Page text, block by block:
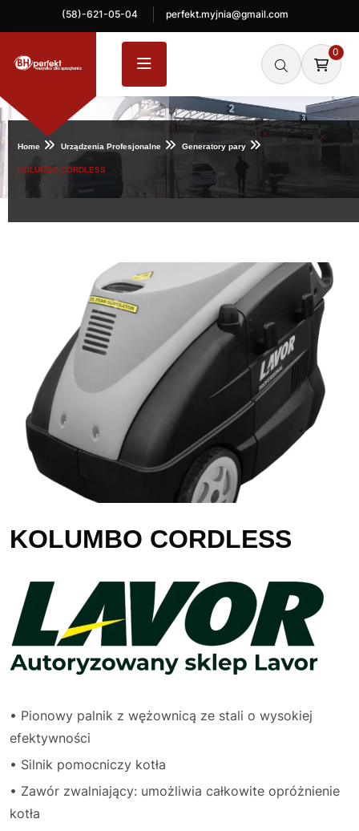
(58)-621-05-04 perfekt.myjnia@gmail.com
0
Home Urządzenia Profesjonalne Generatory pary
KOLUMBO CORDLESS
KOLUMBO CORDLESS
• Pionowy palnik z wężownicą ze stali o wysokiej
efektywności
• Silnik pomocniczy kotła
• Zawór zwalniający: umożliwia całkowite opróżnienie
kotła